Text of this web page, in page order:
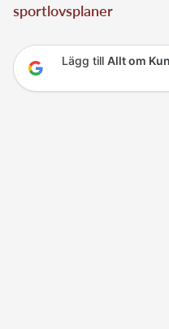
sportlovsplaner
Lägg till Allt om